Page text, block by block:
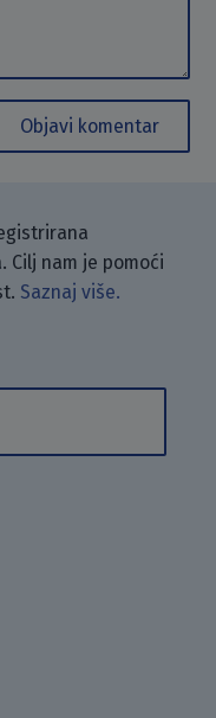
Objavi komentar
Cilj nam je pomoći
Saznaj više.
koristeći
putem